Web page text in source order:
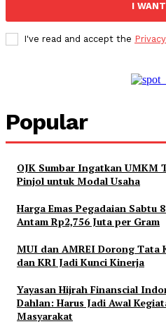
I
I've read and accept the
Popular
OJK Sumbar Ingatkan UMKM
Pinjol untuk Modal Usaha
Harga Emas Pegadaian Sabtu
Antam Rp2,756 Juta per Gram
MUI dan AMREI Dorong Tata
dan KRI Jadi Kunci Kinerja
Yayasan Hijrah Finanscial
Dahlan: Harus Jadi Awal
Masyarakat